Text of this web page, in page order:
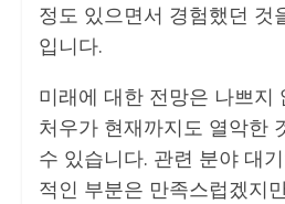
정도 있으면서 경험했던 것
입니다.
미래에 대한 전망은 나쁘지
처우가 현재까지도 열악한
수 있습니다. 관련 분야 대
적인 부분은 만족스럽겠지